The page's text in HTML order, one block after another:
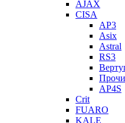
AJAX
CISA
AP3
Asix
Astral
RS3
AP4S
Crit
FUARO
KALE